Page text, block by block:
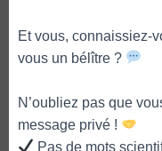
Et vous, connaissiez-
vous un bélître ?
N’oubliez pas que
message privé !
Pas de mots